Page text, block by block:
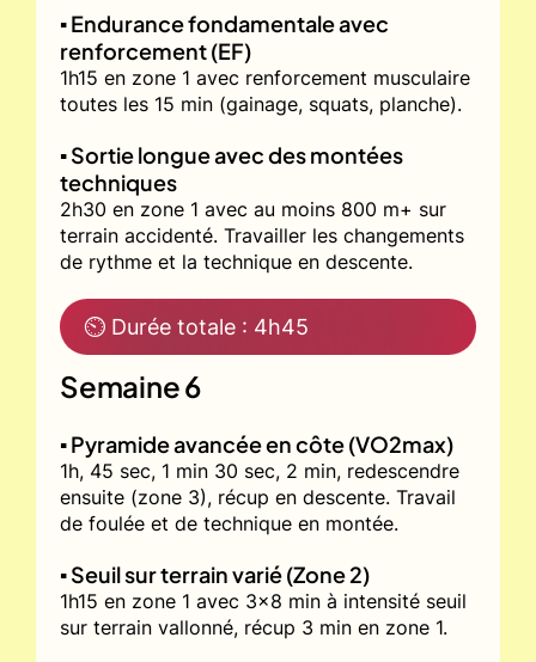
▪️ Endurance fondamentale avec
renforcement (EF)
1h15 en zone 1 avec renforcement musculaire
toutes les 15 min (gainage, squats, planche).
▪️ Sortie longue avec des montées
techniques
2h30 en zone 1 avec au moins 800 m+ sur
terrain accidenté. Travailler les changements
de rythme et la technique en descente.
⏲ Durée totale : 4h45
Semaine 6
▪️ Pyramide avancée en côte (VO2max)
1h, 45 sec, 1 min 30 sec, 2 min, redescendre
ensuite (zone 3), récup en descente. Travail
de foulée et de technique en montée.
▪️ Seuil sur terrain varié (Zone 2)
1h15 en zone 1 avec 3x8 min à intensité seuil
sur terrain vallonné, récup 3 min en zone 1.